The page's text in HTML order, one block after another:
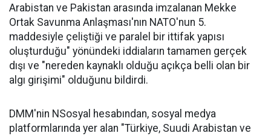
Arabistan ve Pakistan arasında imzalanan Mekke
Ortak Savunma Anlaşması'nın NATO'nun 5.
maddesiyle çeliştiği ve paralel bir ittifak yapısı
oluşturduğu" yönündeki iddiaların tamamen gerçek
dışı ve "nereden kaynaklı olduğu açıkça belli olan bir
algı girişimi" olduğunu bildirdi.
DMM'nin NSosyal hesabından, sosyal medya
platformlarında yer alan "Türkiye, Suudi Arabistan ve